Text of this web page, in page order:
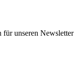
für unseren Newsletter